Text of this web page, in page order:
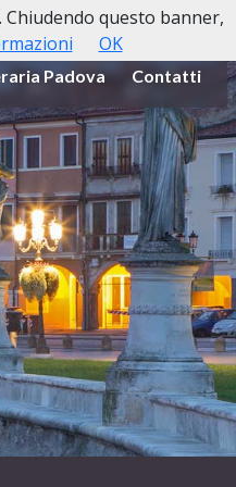
Padova Contatti
questo banner,
OK